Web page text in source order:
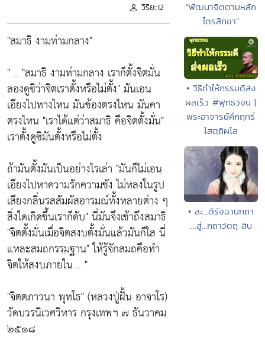
วิริยะ12
"สมาธิ งามท่ามกลาง"
" .. "สมาธิ งามท่ามกลาง เราก็ตั้งจิตมั่น
ลองดูซิว่าจิตเราตั้งหรือไม่ตั้ง" มันเอน
เอียงไปทางไหน มันข้องตรงไหน มันคา
ตรงไหน "เราได้แต่ว่าสมาธิ คือจิตตั้งมั่น"
เราตั้งดูซิมันตั้งหรือไม่ตั้ง
ถ้ามันตั้งมันเป็นอย่างไรเล่า "มันก็ไม่เอน
เอียงไปหาความรักความชัง ไม่หลงในรูป
เสียงกลิ่นรสสัมผัสอารมณ์ทั้งหลายต่าง ๆ
สิ่งใดเกิดขึ้นเราก็ดับ" นี่มันจึงเข้าถึงสมาธิ
"จิตตั้งมั่นเมื่อจิตสงบตั้งมั่นแล้วมันก็ใส นี่
แหละสมถกรรมฐาน" ให้รู้จักสมถคือทำ
จิตให้สงบภายใน .. "
"จิตตภาวนา พุทโธ" (หลวงปู่ฝั้น อาจาโร)
วัดบวรนิเวศวิหาร กรุงเทพฯ ๗ ธันวาคม
๒๕๑๘
“พัฒนาจิตตามหลัก
ไตรสิกขา”
• วิธีทำให้กรรมดีส่ง
ผลเร็ว #พุทธวจน |
พระอาจารย์คึกฤทธิ์
โสตฺถิผโล
• ละ...ติรัจฉานกถา
....สู่...กถาวัตถุ สิบ